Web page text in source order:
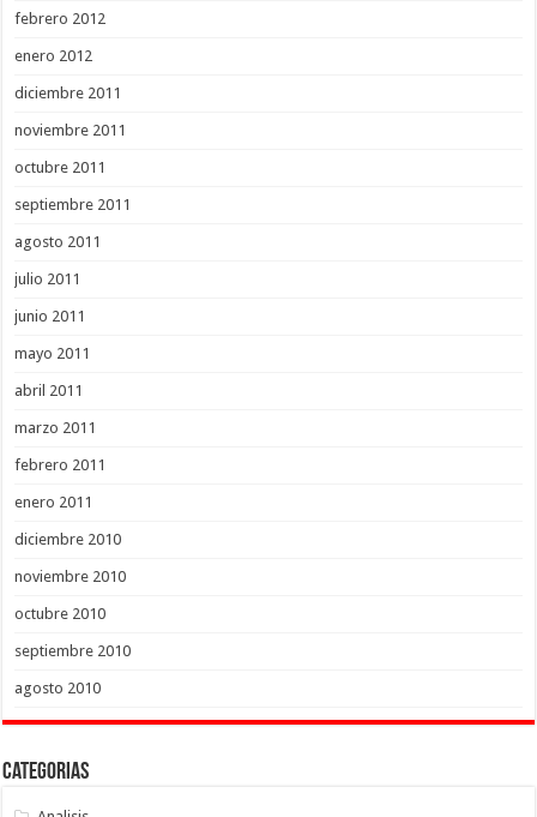
febrero 2012
enero 2012
diciembre 2011
noviembre 2011
octubre 2011
septiembre 2011
agosto 2011
julio 2011
junio 2011
mayo 2011
abril 2011
marzo 2011
febrero 2011
enero 2011
diciembre 2010
noviembre 2010
octubre 2010
septiembre 2010
agosto 2010
Categorias